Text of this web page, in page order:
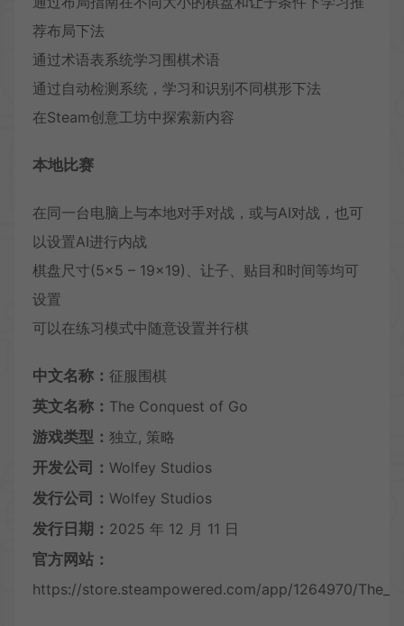
荐布局下法
通过术语表系统学习围棋术语
通过自动检测系统，学习和识别不同棋形下法
在Steam创意工坊中探索新内容
本地比赛
在同一台电脑上与本地对手对战，或与AI对战，也可
以设置AI进行内战
棋盘尺寸(5×5 – 19×19)、让子、贴目和时间等均可
设置
可以在练习模式中随意设置并行棋
中文名称： 征服围棋
英文名称： The Conquest of Go
游戏类型： 独立, 策略
开发公司： Wolfey Studios
发行公司： Wolfey Studios
发行日期： 2025 年 12 月 11 日
官方网站：
https://store.steampowered.com/app/1264970/